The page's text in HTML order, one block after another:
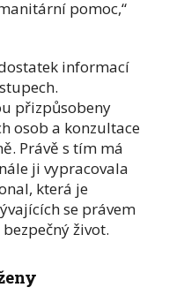
pomoc,“
informací
přizpůsobeny
osob a konzultace
Právě s tím má
ji vypracovala
která je
se právem
život.